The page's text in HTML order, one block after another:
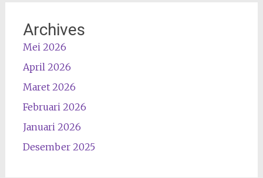
Archives
Mei 2026
April 2026
Maret 2026
Februari 2026
Januari 2026
Desember 2025